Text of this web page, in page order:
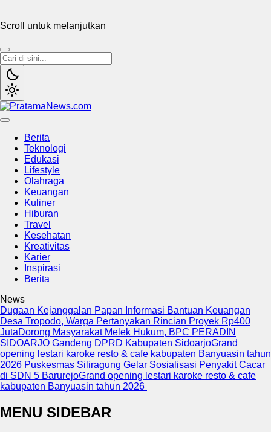
Scroll untuk melanjutkan
Berita
Teknologi
Edukasi
Lifestyle
Olahraga
Keuangan
Kuliner
Hiburan
Travel
Kesehatan
Kreativitas
Karier
Inspirasi
Berita
News
Dugaan Kejanggalan Papan Informasi Bantuan Keuangan
Desa Tropodo, Warga Pertanyakan Rincian Proyek Rp400
JutaDorong Masyarakat Melek Hukum, BPC PERADIN
SIDOARJO Gandeng DPRD Kabupaten SidoarjoGrand
opening lestari karoke resto & cafe kabupaten Banyuasin tahun
2026 Puskesmas Siliragung Gelar Sosialisasi Penyakit Cacar
di SDN 5 BarurejoGrand opening lestari karoke resto & cafe
kabupaten Banyuasin tahun 2026
MENU SIDEBAR